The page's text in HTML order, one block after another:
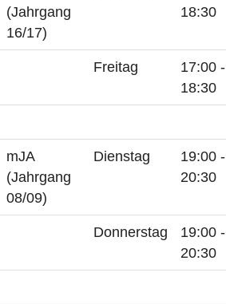
(Jahrgang
16/17)
18:30
Freitag
17:00 -
18:30
mJA
(Jahrgang
08/09)
Dienstag
19:00 -
20:30
Donnerstag
19:00 -
20:30